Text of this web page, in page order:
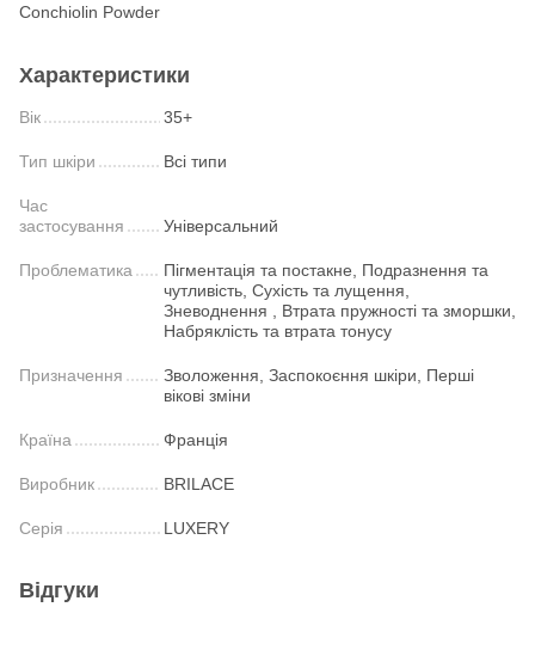
Conchiolin Powder
Характеристики
Вік 35+
Тип шкіри Всі типи
Час
застосування
Універсальний
Проблематика
Пігментація та постакне, Подразнення та
чутливість, Сухість та лущення,
Зневоднення , Втрата пружності та зморшки,
Набряклість та втрата тонусу
Призначення
Зволоження, Заспокоєння шкіри, Перші
вікові зміни
Країна Франція
Виробник BRILACE
Серія LUXERY
Відгуки